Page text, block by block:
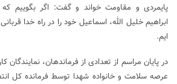
پایمردی و مقاومت خواند و گفت: اگر بگوییم که
ابراهیم خلیل الله، اسماعیل خود را در راه خدا
ایم.
در پایان مراسم از تعدادی از فرماندهان، نمایندگان
عرصه سلامت و خانواده شهدا توسط فرمانده کل